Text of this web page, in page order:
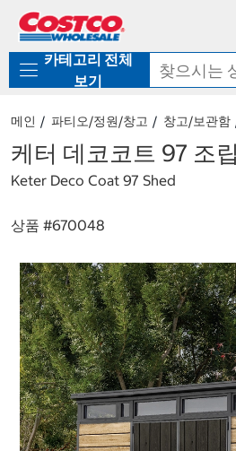
로
기
가
카테고리 전체
보기
메인 파티오/정원/창고 창고/보관함
케터 데코코트 97 조
Keter Deco Coat 97 Shed
상품 #670048